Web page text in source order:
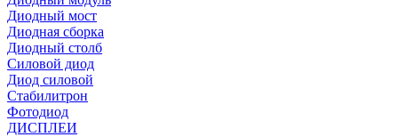
Диодный мост
Диодная сборка
Диодный столб
Силовой диод
Диод силовой
Стабилитрон
Фотодиод
ДИСПЛЕИ